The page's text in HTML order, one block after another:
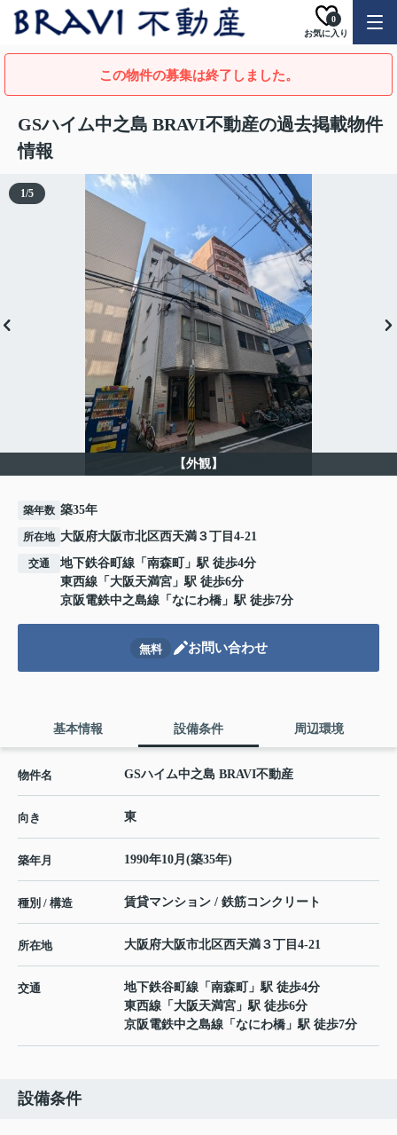
お気に入り
0
この物件の募集は終了しました。
GSハイム中之島 BRAVI不動産の過去掲載物件
情報
【外観】
1/5
築年数 築35年
所在地 大阪府大阪市北区西天満３丁目4-21
交通 地下鉄谷町線 「 南森町
」駅 徒歩4分
東西線 「 大阪天満宮 」駅 徒歩6分
京阪電鉄中之島線 「 なにわ橋 」駅 徒歩7分
無料 お問い合わせ
基本情報 設備条件 周辺環境
物件名 GSハイム中之島 BRAVI不動産
向き 東
築年月 1990年10月(築35年)
種別 / 構造 賃貸マンション / 鉄筋コンクリート
所在地 大阪府大阪市北区西天満 ３丁目4-21
交通 地下鉄谷町線 「 南森町
」駅 徒歩4分
東西線 「 大阪天満宮 」駅 徒歩6分
京阪電鉄中之島線 「 なにわ橋 」駅 徒歩7分
設備条件